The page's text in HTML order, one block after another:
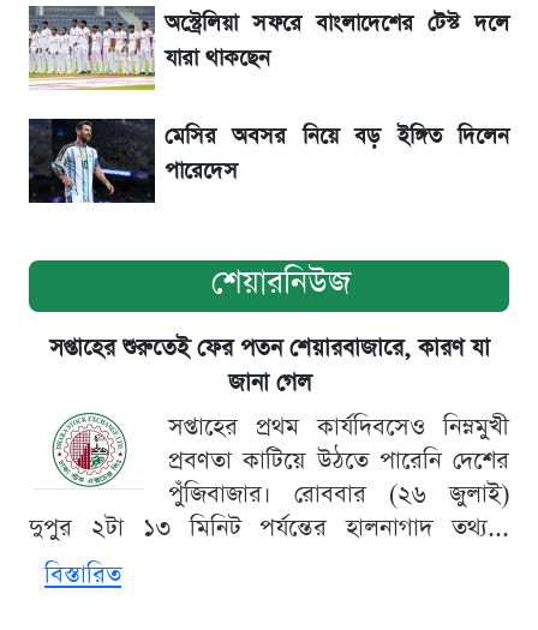
Diego Simeone নতুন চ্যালেঞ্জ প্রস্তুতিতে
অ্যাটলেটিকো অস্ট্রেলিয়া সফরে বাংলাদেশের টেস্ট দলে
যারা থাকছেন
মেসির অবসর নিয়ে বড় ইঙ্গিত দিলেন
পারেদেস
শেয়ারনিউজ
সপ্তাহের শুরুতেই ফের পতন শেয়ারবাজারে, কারণ যা
জানা গেল
সপ্তাহের প্রথম কার্যদিবসেও নিম্নমুখী
প্রবণতা কাটিয়ে উঠতে পারেনি দেশের
পুঁজিবাজার। রোববার (২৬ জুলাই)
দুপুর ২টা ১৩ মিনিট পর্যন্তের হালনাগাদ তথ্য...
বিস্তারিত